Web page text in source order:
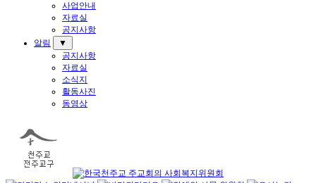
사업안내
자료실
공지사항
알림
▼
공지사항
자료실
소식지
활동사진
동영상